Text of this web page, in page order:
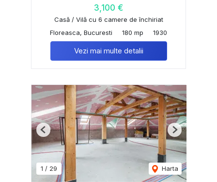
3,100 €
Casă / Vilă cu 6 camere de închiriat
Floreasca, Bucuresti
180 mp 1930
Vezi mai multe detalii
1 / 29 Harta
Previous Next